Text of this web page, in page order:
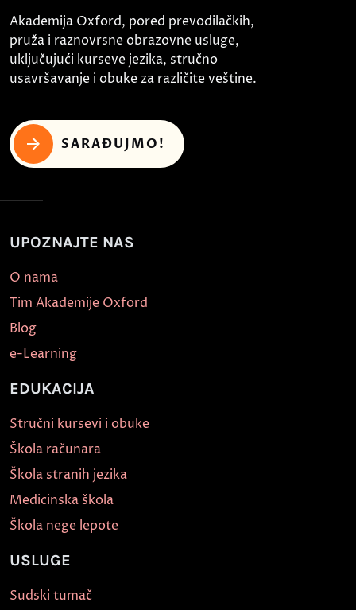
Akademija Oxford, pored prevodilačkih,
pruža i raznovrsne obrazovne usluge,
uključujući kurseve jezika, stručno
usavršavanje i obuke za različite veštine.
SARAĐUJMO!
UPOZNAJTE NAS
O nama
Tim Akademije Oxford
Blog
e-Learning
EDUKACIJA
Stručni kursevi i obuke
Škola računara
Škola stranih jezika
Medicinska škola
Škola nege lepote
USLUGE
Sudski tumač